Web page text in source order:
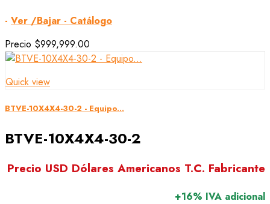
- Ver /Bajar - Catálogo
Precio $999,999.00
Quick view
BTVE-10X4X4-30-2 - Equipo...
BTVE-10X4X4-30-2
Precio USD Dólares Americanos T.C. Fabricante
+16% IVA adicional